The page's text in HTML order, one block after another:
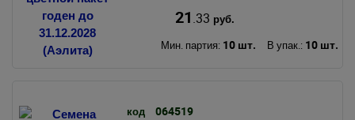
21.33 руб.
Мин. партия: 10 шт. В упак.: 10 шт.
код 064519